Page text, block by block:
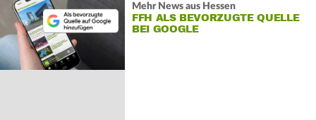
Mehr News aus Hessen
FFH ALS BEVORZUGTE QUELLE
BEI GOOGLE